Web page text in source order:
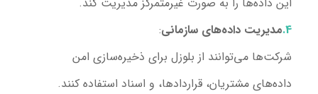
مدیریت داده‌های سازمانی:
شرکت‌ها می‌توانند از بلوزل برای ذخیره‌سازی امن
داده‌های مشتریان، قراردادها، و اسناد استفاده کنند.